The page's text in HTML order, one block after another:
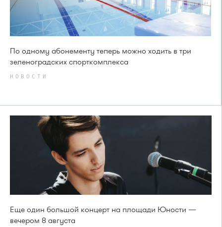
По одному абонементу теперь можно ходить в три
зеленоградских спорткомплекса
НОВОСТИ
Еще один большой концерт на площади Юности —
вечером 8 августа